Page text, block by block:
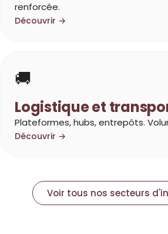
renforcée.
Découvrir →
🚚
Logistique et
Plateformes, hubs, entrepôts.
Découvrir →
Voir tous nos secteurs